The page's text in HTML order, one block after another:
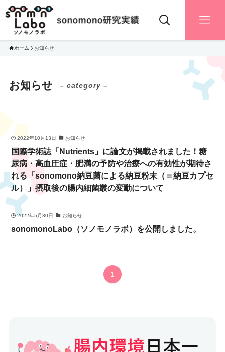
ホーム お知らせ
お知らせ – category –
2022年10月13日 お知らせ
国際学術誌「Nutrients」に論文が掲載されました！糖
尿病・高血圧症・肥満の予防や治療への有効性が期待さ
れる「sonomono納豆菌による納豆粉末（＝納豆カプセ
ル）」摂取後の腸内細菌叢の変動について
2022年5月30日 お知らせ
sonomonoLabo（ソノモノラボ）を公開しました。
1